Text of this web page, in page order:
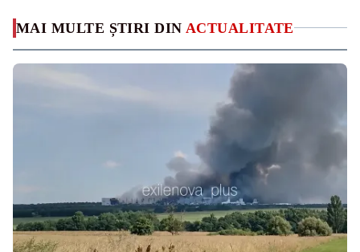
MAI MULTE ȘTIRI DIN ACTUALITATE